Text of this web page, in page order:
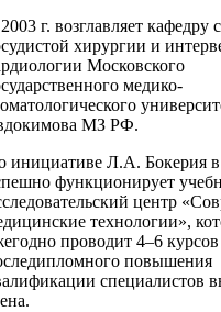
г. возглавляет кафедру
хирургии и
Московского
медико-
МЗ РФ.
инициативе Л.А.
функционирует
центр
технологии»,
проводит 4–6 курсов
повышения
специалистов